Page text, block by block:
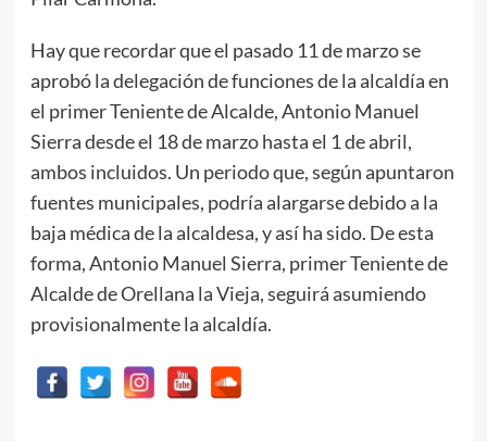
Hay que recordar que el pasado 11 de marzo se
aprobó la delegación de funciones de la alcaldía en
el primer Teniente de Alcalde, Antonio Manuel
Sierra desde el 18 de marzo hasta el 1 de abril,
ambos incluidos. Un periodo que, según apuntaron
fuentes municipales, podría alargarse debido a la
baja médica de la alcaldesa, y así ha sido. De esta
forma, Antonio Manuel Sierra, primer Teniente de
Alcalde de Orellana la Vieja, seguirá asumiendo
provisionalmente la alcaldía.